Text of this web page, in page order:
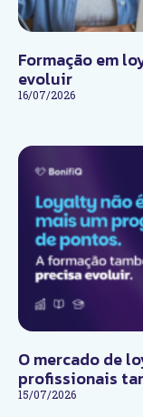
Formação em
evoluir
16/07/2026
O mercado de
profissionais
15/07/2026